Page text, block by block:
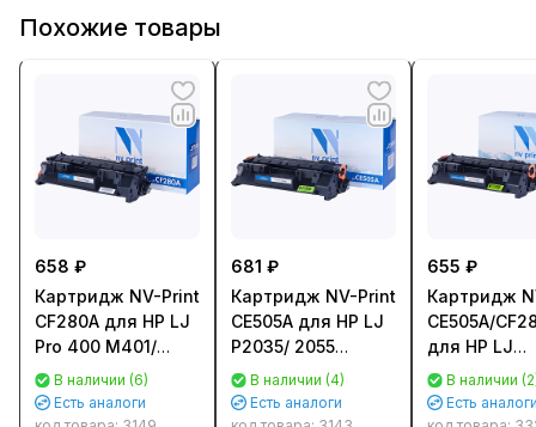
Похожие товары
658 ₽
Картридж NV-Print
CF280A для HP LJ
Pro 400 M401/
M425 (2700стр.)
В наличии (6)
Есть аналоги
681 ₽
Картридж NV-Print
CE505A для HP LJ
P2035/ 2055
(2300стр.)
В наличии (4)
Есть аналоги
655 ₽
Картридж
CE505A/
для HP LJ
P2035/
Pro 400
M425
В наличии
Есть